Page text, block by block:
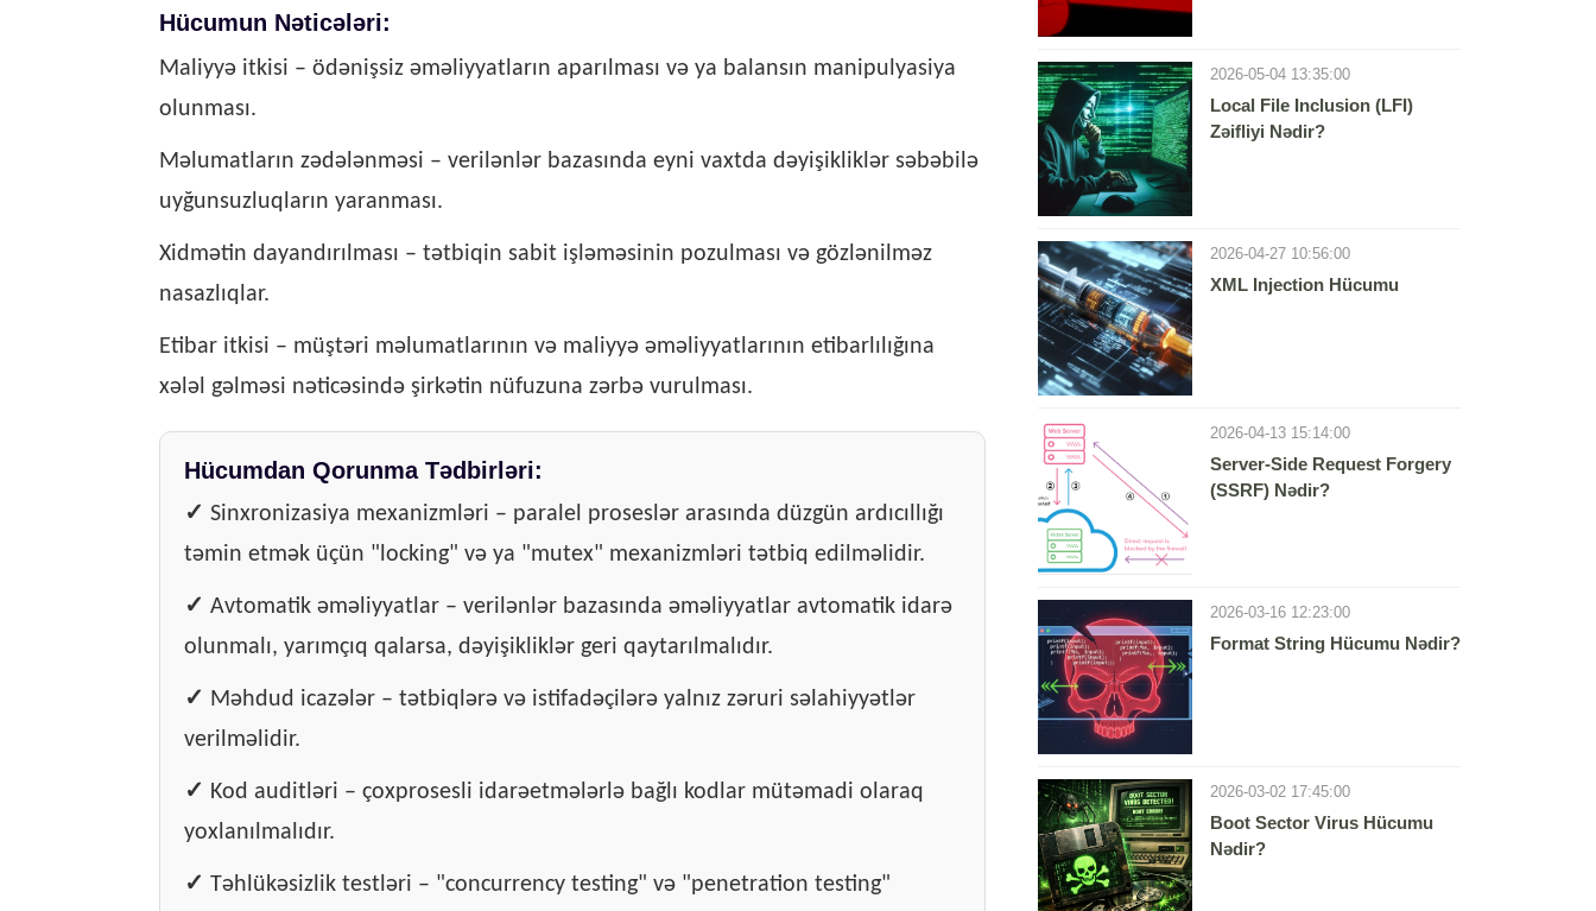
Hücumun Nəticələri:
Maliyyə itkisi – ödənişsiz əməliyyatların aparılması və ya balansın manipulyasiya
olunması.
Məlumatların zədələnməsi – verilənlər bazasında eyni vaxtda dəyişikliklər səbəbilə
uyğunsuzluqların yaranması.
Xidmətin dayandırılması – tətbiqin sabit işləməsinin pozulması və gözlənilməz
nasazlıqlar.
Etibar itkisi – müştəri məlumatlarının və maliyyə əməliyyatlarının etibarlılığına
xələl gəlməsi nəticəsində şirkətin nüfuzuna zərbə vurulması.
Hücumdan Qorunma Tədbirləri:
✓ Sinxronizasiya mexanizmləri – paralel proseslər arasında düzgün ardıcıllığı
təmin etmək üçün "locking" və ya "mutex" mexanizmləri tətbiq edilməlidir.
✓ Avtomatik əməliyyatlar – verilənlər bazasında əməliyyatlar avtomatik idarə
olunmalı, yarımçıq qalarsa, dəyişikliklər geri qaytarılmalıdır.
✓ Məhdud icazələr – tətbiqlərə və istifadəçilərə yalnız zəruri səlahiyyətlər
verilməlidir.
✓ Kod auditləri – çoxprosesli idarəetmələrlə bağlı kodlar mütəmadi olaraq
yoxlanılmalıdır.
✓ Təhlükəsizlik testləri – "concurrency testing" və "penetration testing"
2026-05-04 13:35:00
Local File Inclusion (LFI)
Zəifliyi Nədir?
2026-04-27 10:56:00
XML Injection Hücumu
2026-04-13 15:14:00
Server-Side Request Forgery
(SSRF) Nədir?
2026-03-16 12:23:00
Format String Hücumu Nədir?
2026-03-02 17:45:00
Boot Sector Virus Hücumu
Nədir?